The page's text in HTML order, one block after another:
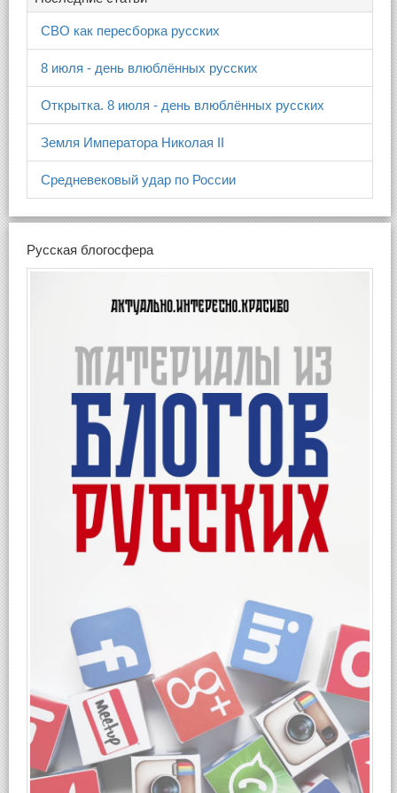
СВО как пересборка русских
8 июля - день влюблённых русских
Открытка. 8 июля - день влюблённых русских
Земля Императора Николая II
Средневековый удар по России
Русская блогосфера